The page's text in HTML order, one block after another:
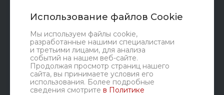
Использование файлов Cookie
Мы используем файлы cookie,
разработанные нашими специалистами
и третьими лицами, для анализа
событий на нашем веб-сайте.
Продолжая просмотр страниц нашего
сайта, вы принимаете условия его
использования. Более подробные
сведения смотрите в Политике